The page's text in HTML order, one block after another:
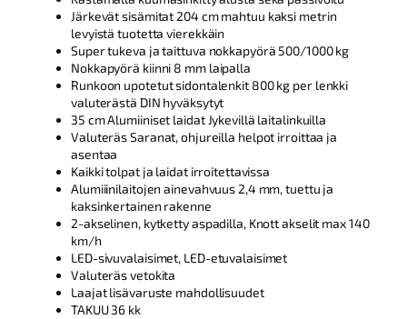
Järkevät sisämitat 204 cm mahtuu kaksi metrin
levyistä tuotetta vierekkäin
Super tukeva ja taittuva nokkapyörä 500/1000 kg
Nokkapyörä kiinni 8 mm laipalla
Runkoon upotetut sidontalenkit 800 kg per lenkki
valuterästä DIN hyväksytyt
35 cm Alumiiniset laidat Jykevillä laitalinkuilla
Valuteräs Saranat, ohjureilla helpot irroittaa ja
asentaa
Kaikki tolpat ja laidat irroitettavissa
Alumiiinilaitojen ainevahvuus 2,4 mm, tuettu ja
kaksinkertainen rakenne
2-akselinen, kytketty aspadilla, Knott akselit max 140
km/h
LED-sivuvalaisimet, LED-etuvalaisimet
Valuteräs vetokita
Laajat lisävaruste mahdollisuudet
TAKUU 36 kk